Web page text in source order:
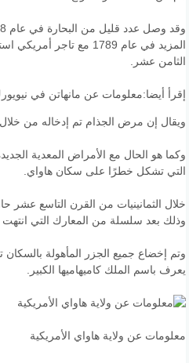
المزيد في عام 1789 مع
الثامن عشر.
إقرأ أيضا:معلومات عن مانهاتن في
ويقال إن مرض الجذام تم إدخاله من خلال
وكما هو الحال مع الأمراض المعدية
التي تشكل خطرًا على سكان هاواي.
خلال الثمانينيات من القرن التاسع
وذلك بعد سلسلة من المعارك التي انتهت في
وتم إخضاع جميع الجزر المأهولة
يعرف باسم الملك كاميهاميها الكبير.
معلومات عن ولاية هاواي الأمريكية